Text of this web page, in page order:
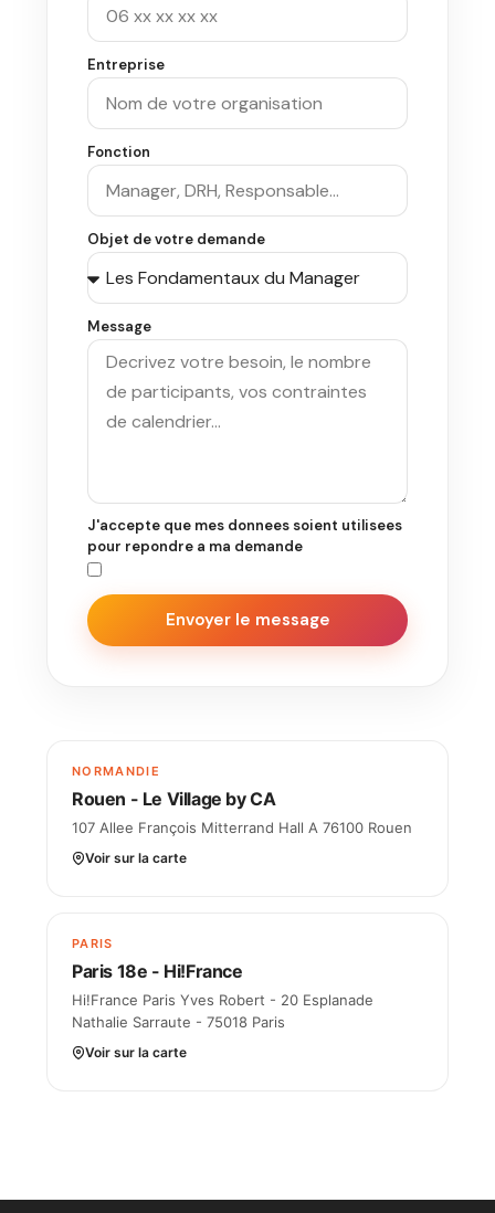
Entreprise
Fonction
Objet de votre demande
Message
J'accepte que mes donnees soient utilisees
pour repondre a ma demande
Envoyer le message
NORMANDIE
Rouen - Le Village by CA
107 Allee François Mitterrand Hall A 76100 Rouen
Voir sur la carte
PARIS
Paris 18e - Hi!France
Hi!France Paris Yves Robert - 20 Esplanade
Nathalie Sarraute - 75018 Paris
Voir sur la carte